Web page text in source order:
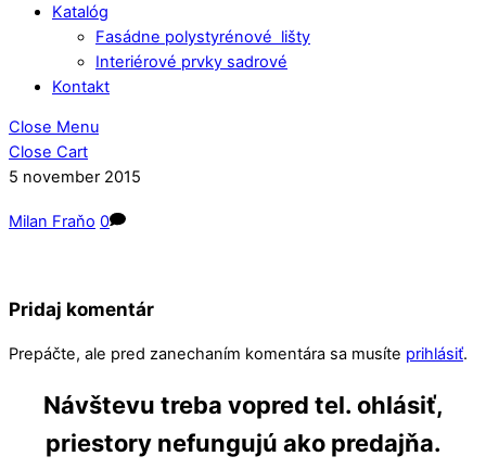
Katalóg
Fasádne polystyrénové lišty
Interiérové prvky sadrové
Kontakt
Close Menu
Close Cart
5 november 2015
Milan Fraňo 0
Pridaj komentár
Prepáčte, ale pred zanechaním komentára sa musíte prihlásiť.
Návštevu treba vopred tel. ohlásiť,
priestory nefungujú ako predajňa.